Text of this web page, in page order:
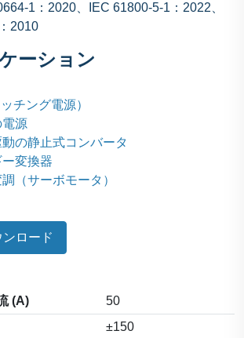
1：2020、IEC 61800-5-1：2022、
2010
ーション
チング電源）
電源
の静止式コンバータ
変換器
（サーボモータ）
ロード
(A)
50
±150